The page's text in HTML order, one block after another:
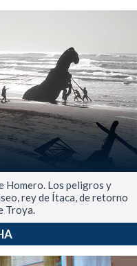
Homero. Los peligros y
rey de Ítaca, de retorno
Troya.